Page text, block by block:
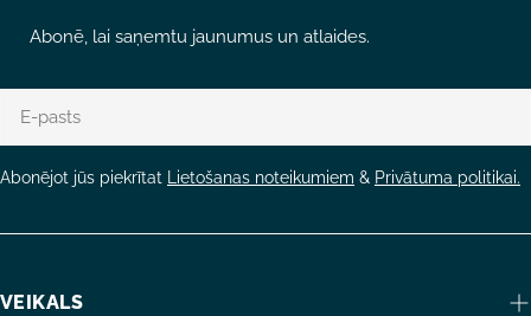
Abonē, lai saņemtu jaunumus un atlaides.
pasts
Abonējot jūs piekrītat Lietošanas noteikumiem & Privātuma politikai.
VEIKALS